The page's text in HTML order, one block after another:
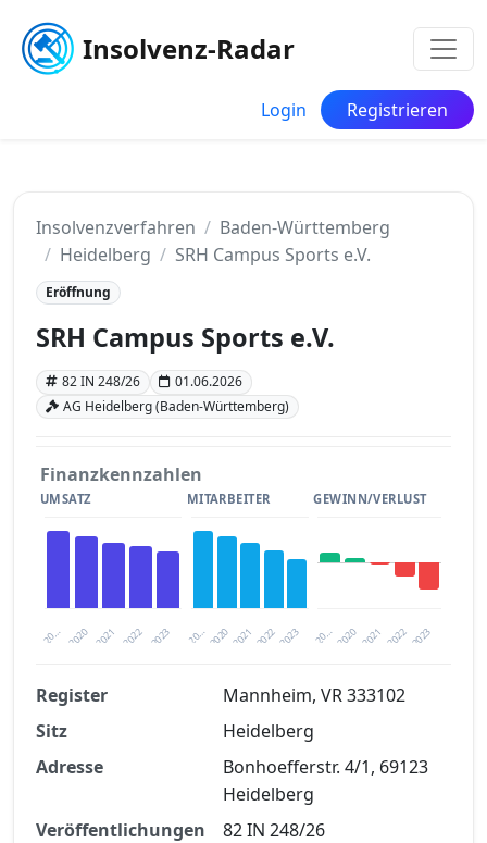
Insolvenz-Radar
Login Registrieren
Insolvenzverfahren
Baden-Württemberg
Heidelberg
SRH Campus Sports e.V.
Eröffnung
SRH Campus Sports e.V.
82 IN 248/26
01.06.2026
AG Heidelberg (Baden-Württemberg)
Finanzkennzahlen
UMSATZ
20… 2021 2023
2020 2022
MITARBEITER
20… 2021 2023
2020 2022
GEWINN/VERLUST
20… 2021 2023
2020 2022
Finanzkennzahlen nach kostenloser
Registrierung verfügbar
Jetzt kostenlos registrieren
Register
Mannheim, VR 333102
Sitz
Heidelberg
Adresse
Bonhoefferstr. 4/1, 69123
Heidelberg
Veröffentlichungen
82 IN 248/26